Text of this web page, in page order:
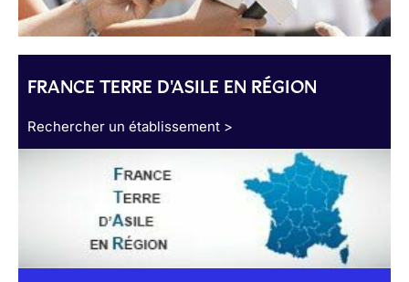
FRANCE TERRE D'ASILE EN RÉGION
Rechercher un établissement >